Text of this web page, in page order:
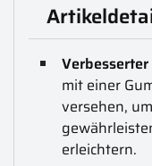
mit einer
versehen,
erleichtern.